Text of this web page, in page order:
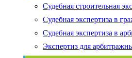
Судебная строительная
Судебная экспертиза в
Судебная экспертиза в
Экспертиз для